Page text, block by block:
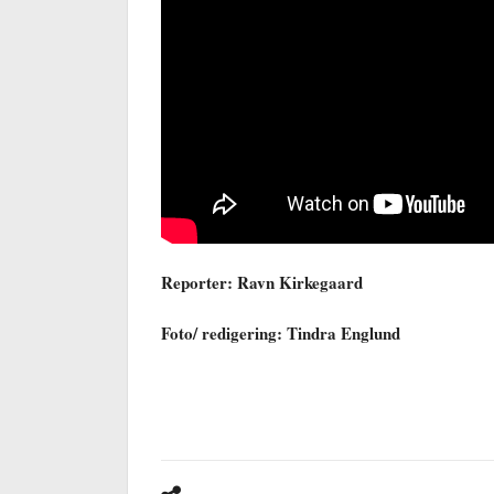
Reporter: Ravn Kirkegaard
Foto/ redigering: Tindra Englund